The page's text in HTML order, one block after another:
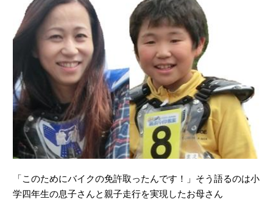
「このためにバイクの免許取ったんです！」そう語るのは小
学四年生の息子さんと親子走行を実現したお母さん